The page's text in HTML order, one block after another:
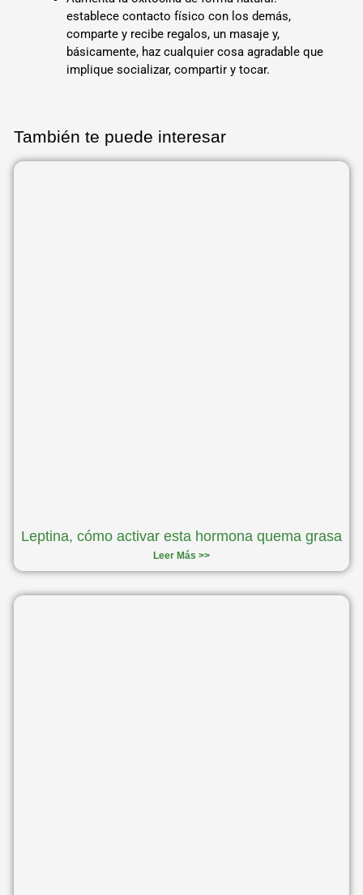
establece contacto físico con los demás,
comparte y recibe regalos, un masaje y,
básicamente, haz cualquier cosa agradable que
implique socializar, compartir y tocar.
También te puede interesar
Leptina, cómo activar esta hormona quema grasa
Leer Más >>